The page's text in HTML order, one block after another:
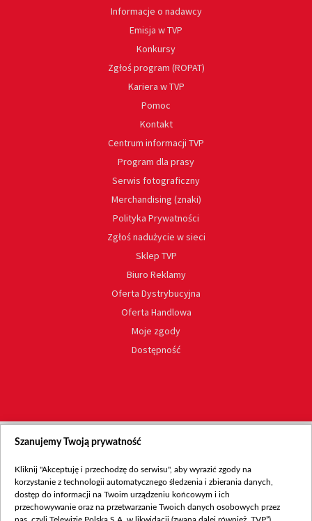
Informacje o nadawcy
Emisja w TVP
Konkursy
Zgłoś program (ROPAT)
Kariera w TVP
Pomoc
Kontakt
Centrum informacji TVP
Program dla prasy
Serwis fotograficzny
Merchandising (znaki)
Polityka Prywatności
Zgłoś nadużycie w sieci
Sklep TVP
Biuro Reklamy
Oferta Dystrybucyjna
Oferta Handlowa
Moje zgody
Dostępność
Szanujemy Twoją prywatność
Kliknij "Akceptuję i przechodzę do serwisu", aby wyrazić zgody na
korzystanie z technologii automatycznego śledzenia i zbierania danych,
dostęp do informacji na Twoim urządzeniu końcowym i ich
przechowywanie oraz na przetwarzanie Twoich danych osobowych przez